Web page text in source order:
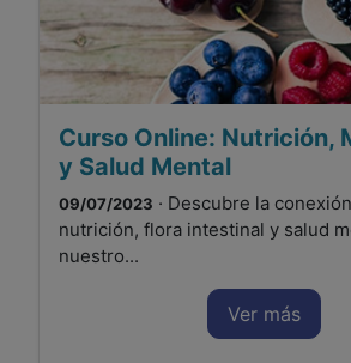
Curso Online: Nutrición,
y Salud Mental
09/07/2023 · Descubre la
nutrición, flora intestinal y salud
nuestro...
Ver más